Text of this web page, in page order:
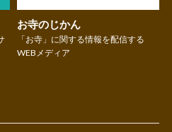
お寺のじかん
「お寺」に関する情報を配信する
WEBメディア